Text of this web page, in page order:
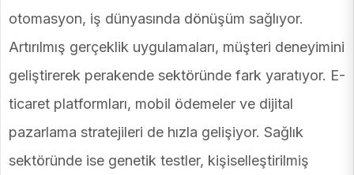
otomasyon, iş dünyasında dönüşüm sağlıyor.
Artırılmış gerçeklik uygulamaları, müşteri deneyimini
geliştirerek perakende sektöründe fark yaratıyor. E-
ticaret platformları, mobil ödemeler ve dijital
pazarlama stratejileri de hızla gelişiyor. Sağlık
sektöründe ise genetik testler, kişiselleştirilmiş